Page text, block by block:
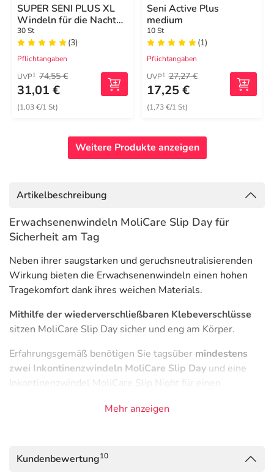
SUPER SENI PLUS XL
Windeln für die Nacht
für Erwachsene
30 St
(3)
Pflichtangaben
UVP1 74,55 €
31,01 €
(1,03 €/1 St)
Seni Active Plus
medium
10 St
(1)
Pflichtangaben
UVP1 27,27 €
17,25 €
(1,73 €/1 St)
Weitere Produkte anzeigen
Artikelbeschreibung
Erwachsenenwindeln MoliCare Slip Day für
Sicherheit am Tag
Neben ihrer saugstarken und geruchsneutralisierenden
Wirkung bieten die Erwachsenenwindeln einen hohen
Tragekomfort dank ihres weichen Materials.
Mithilfe der wiederverschließbaren Klebeverschlüsse
sitzen MoliCare Slip Day sicher und eng am Körper.
Erfahrungsgemäß benötigen Sie tagsüber mindestens
zwei Inkontinenzwindeln MoliCare Slip Day und eine
Inkontinenzwindel MoliCare Slip Night für einen
Erwachsenenwindeln von HARTMANN.
Mehr anzeigen
Kundenbewertung10